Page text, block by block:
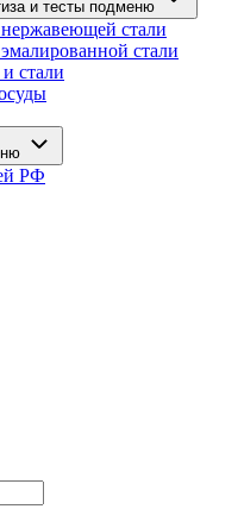
и тесты подменю
стали
стали
стали
РФ